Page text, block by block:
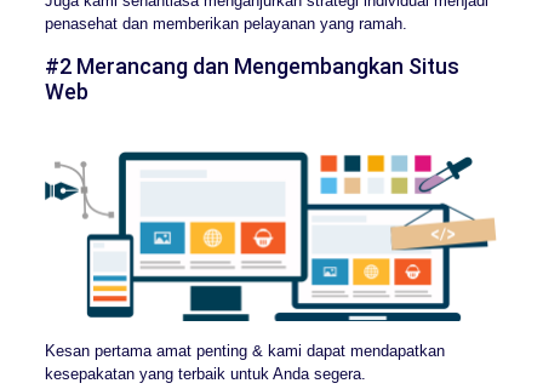
penasehat dan memberikan pelayanan yang ramah.
#2 Merancang dan Mengembangkan Situs
Web
Kesan pertama amat penting & kami dapat mendapatkan
kesepakatan yang terbaik untuk Anda segera.